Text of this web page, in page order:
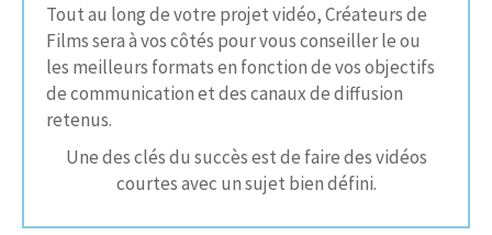
Tout au long de votre projet vidéo, Créateurs de
Films sera à vos côtés pour vous conseiller le ou
les meilleurs formats en fonction de vos objectifs
de communication et des canaux de diffusion
retenus.
Une des clés du succès est de faire des vidéos
courtes avec un sujet bien défini.